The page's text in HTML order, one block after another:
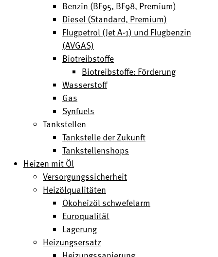
Benzin (BF95, BF98, Premium)
Diesel (Standard, Premium)
Flugpetrol (Jet A-1) und Flugbenzin
(AVGAS)
Biotreibstoffe
Biotreibstoffe: Förderung
Wasserstoff
Gas
Synfuels
Tankstellen
Tankstelle der Zukunft
Tankstellenshops
Heizen mit Öl
Versorgungssicherheit
Heizölqualitäten
Ökoheizöl schwefelarm
Euroqualität
Lagerung
Heizungsersatz